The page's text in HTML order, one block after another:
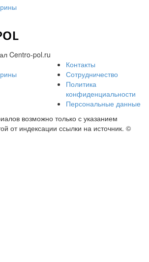
Centro-pol.ru
Контакты
Сотрудничество
Политика
конфиденциальности
Персональные данные
возможно только с указанием
от индексации ссылки на источник. ©